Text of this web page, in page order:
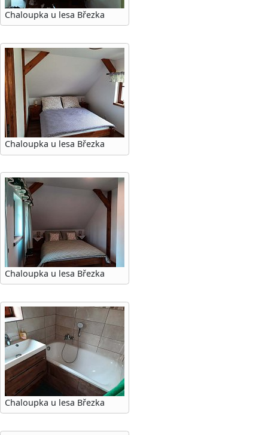
Chaloupka u lesa Březka
Chaloupka u lesa Březka
Chaloupka u lesa Březka
Chaloupka u lesa Březka